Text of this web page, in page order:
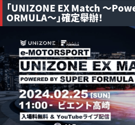
「UNIZONE EX Match ～
ORMULA～」確定舉辦！